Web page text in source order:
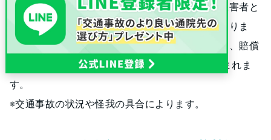
被害者が賠償金を受け取ることができるのは、被害者と
加害者側の保険会社との示談が終了してからになりま
す。加害者側の保険会社から示談書が届いてから、賠償
金が支払われるまで、約2〜3週間ほどで振り込まれま
す。
※交通事故の状況や怪我の具合によります。